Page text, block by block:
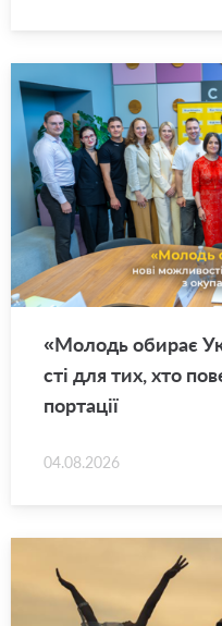
«Мо­лодь оби­рає
сті для тих, хто
пор­та­ції
04.08.2026